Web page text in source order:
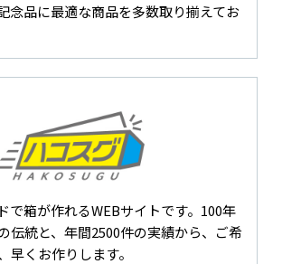
念品に最適な商品を多数取り揃えてお
で箱が作れるWEBサイトです。100年
伝統と、年間2500件の実績から、ご希
早くお作りします。